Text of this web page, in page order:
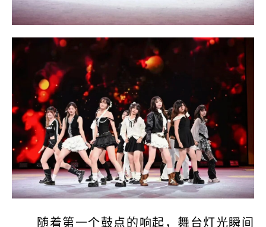
随着第一个鼓点的响起，舞台灯光瞬间